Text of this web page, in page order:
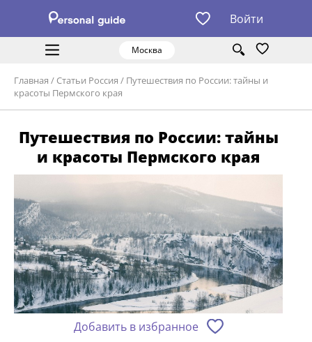
Войти
Москва
Главная / Статьи Россия / Путешествия по России: тайны и
красоты Пермского края
Путешествия по России: тайны
и красоты Пермского края
Добавить в избранное